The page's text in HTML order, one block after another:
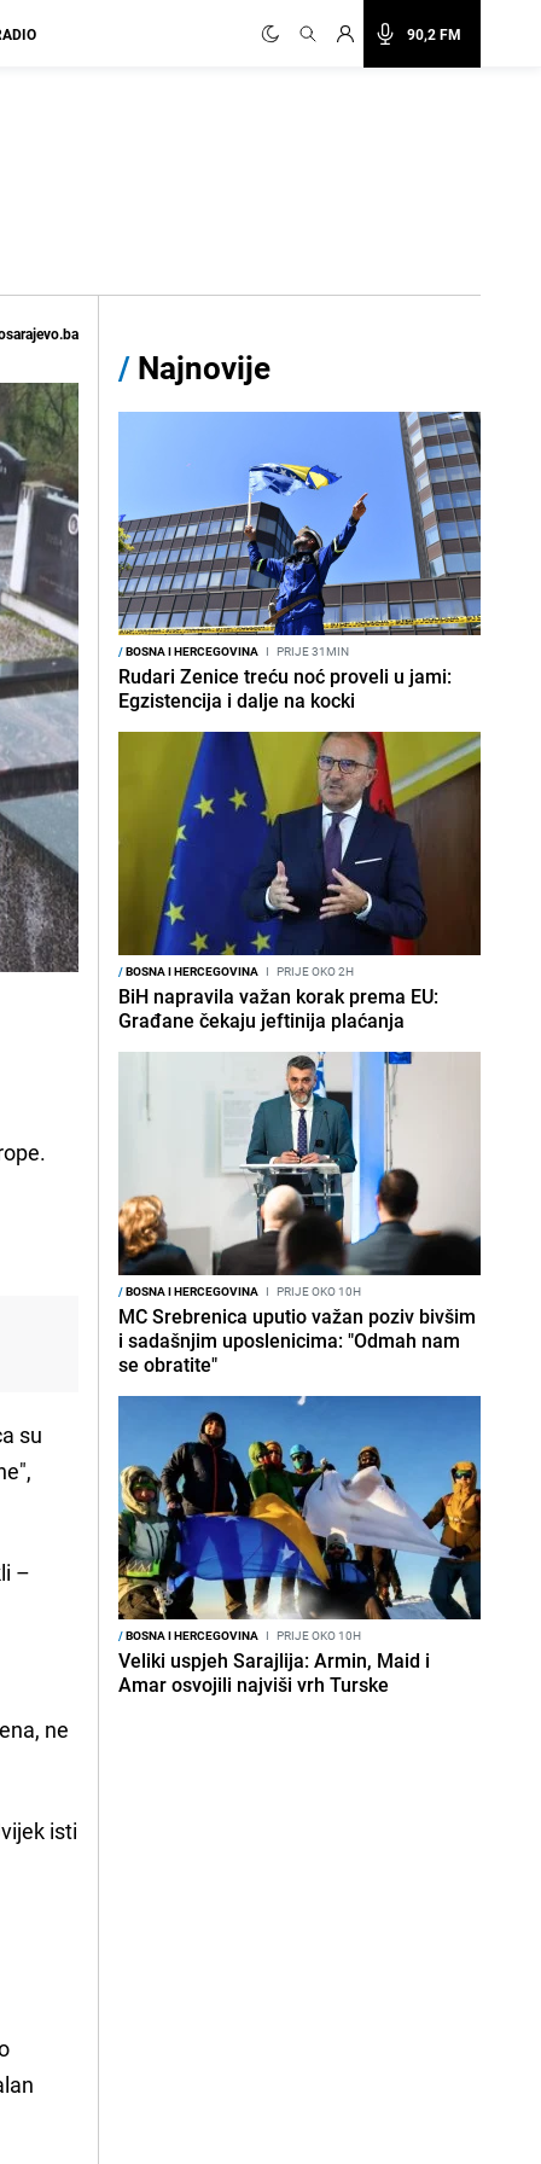
90,2 FM
su
–
ne
isti
/ Najnovije
/BOSNA I HERCEGOVINA I PRIJE 31MIN
Rudari Zenice treću noć proveli u jami:
Egzistencija i dalje na kocki
/BOSNA I HERCEGOVINA I PRIJE OKO 2H
BiH napravila važan korak prema EU:
Građane čekaju jeftinija plaćanja
/BOSNA I HERCEGOVINA I PRIJE OKO 10H
MC Srebrenica uputio važan poziv bivšim
i sadašnjim uposlenicima: "Odmah nam
se obratite"
/BOSNA I HERCEGOVINA I PRIJE OKO 10H
Veliki uspjeh Sarajlija: Armin, Maid i
Amar osvojili najviši vrh Turske